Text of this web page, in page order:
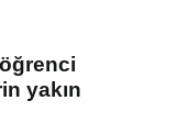
yakın